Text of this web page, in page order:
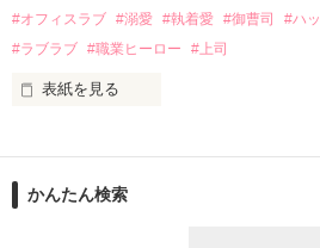
夏木美桜(なつきみお)
鳴海哲平 (なるみてっぺい)
2026.6.5～2026.7.25
の関係となってしまい――？
#オフィスラブ #溺愛 #執着愛 #御曹司 #ハ
#ラブラブ #職業ヒーロー #上司
表紙を見る
ションの企画戦略室で働いている。
めた、同期で恋人の石垣守（26）がい
かんたん検索